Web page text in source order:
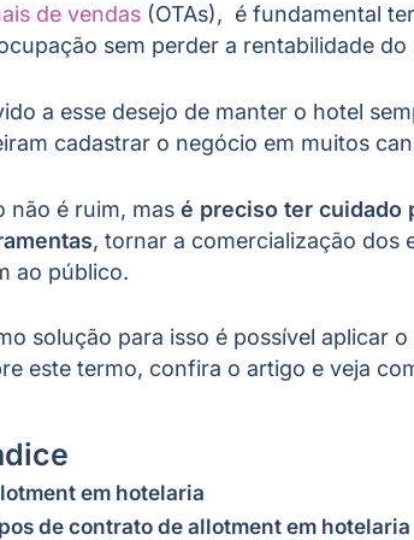
de vendas (OTAs), é fundamental
sem perder a rentabilidade
a esse desejo de manter o hotel
cadastrar o negócio em muitos
não é ruim, mas é preciso ter cuidado
, tornar a comercialização dos
ao público.
solução para isso é possível aplicar
este termo, confira o artigo e veja
em hotelaria
de contrato de allotment em hotelaria